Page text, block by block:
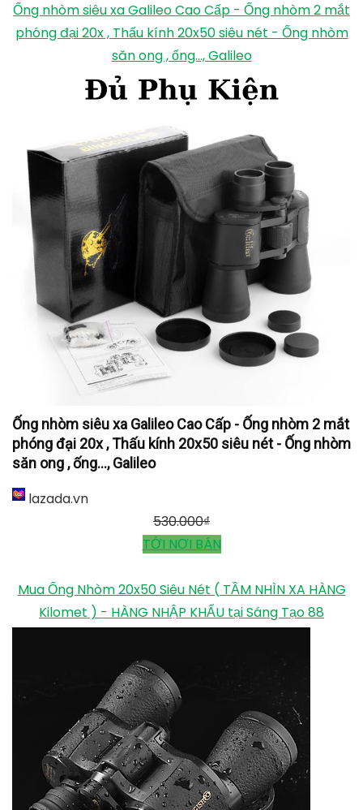
Ống nhòm siêu xa Galileo Cao Cấp - Ống nhòm 2 mắt
phóng đại 20x , Thấu kính 20x50 siêu nét - Ống nhòm
săn ong , ống..., Galileo
Ống nhòm siêu xa Galileo Cao Cấp - Ống nhòm 2 mắt
phóng đại 20x , Thấu kính 20x50 siêu nét - Ống nhòm
săn ong , ống..., Galileo
lazada.vn
530.000₫
TỚI NƠI BÁN
Mua Ống Nhòm 20x50 Siêu Nét ( TẦM NHÌN XA HÀNG
Kilomet ) - HÀNG NHẬP KHẨU tại Sáng Tạo 88